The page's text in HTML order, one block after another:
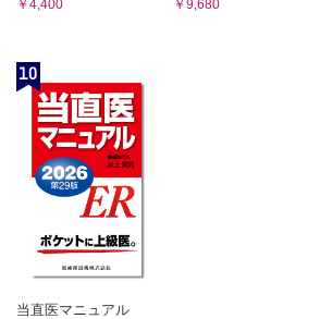
￥4,400
￥9,680
10
当直医マニュアル